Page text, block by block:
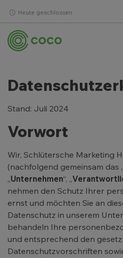
Heute geschlossen
Stand: Juli 2024
Vorwort
Wir, Schlütersche Marketing
(nachfolgend gemeinsam das „
„Unternehmen“, „
nehmen den Schutz Ihrer
ernst und möchten Sie an
Datenschutz in unserem
behandeln Ihre
und entsprechend den
Datenschutzvorschriften